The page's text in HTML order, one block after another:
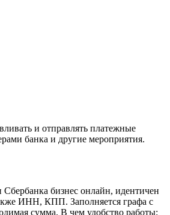
и отправлять платежные
банка и другие мероприятия.
бизнес онлайн, идентичен
ИНН, КПП. Заполняется графа с
сумма. В чем удобство работы: